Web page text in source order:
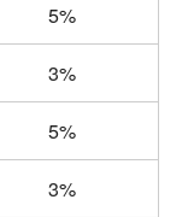
5%
3%
5%
3%